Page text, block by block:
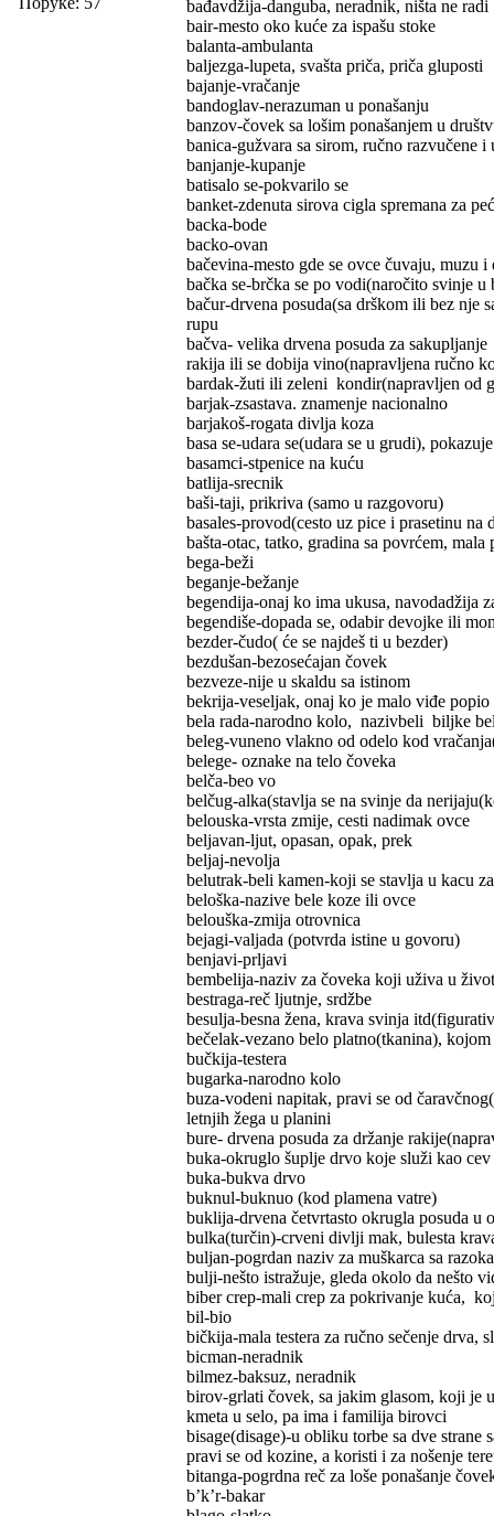
bađavdžija-danguba, neradnik, ništa ne radi
bair-mesto oko kuće za ispašu stoke
balanta-ambulanta
baljezga-lupeta, svašta priča, priča gluposti
bajanje-vračanje
bandoglav-nerazuman u ponašanju
banzov-čovek sa lošim ponašanjem u
banica-gužvara sa sirom, ručno razvučene
banjanje-kupanje
batisalo se-pokvarilo se
banket-zdenuta sirova cigla spremana za
backa-bode
backo-ovan
bačevina-mesto gde se ovce čuvaju, muzu i
bačka se-brčka se po vodi(naročito svinje u
bačur-drvena posuda(sa drškom ili bez nje
rupu
bačva- velika drvena posuda za
rakija ili se dobija vino(napravljena ručno
bardak-žuti ili zeleni kondir(napravljen od
barjak-zsastava. znamenje nacionalno
barjakoš-rogata divlja koza
basa se-udara se(udara se u grudi),
basamci-stpenice na kuću
batlija-srecnik
baši-taji, prikriva (samo u razgovoru)
basales-provod(cesto uz pice i prasetinu na
bašta-otac, tatko, gradina sa povrćem, mala
bega-beži
beganje-bežanje
begendija-onaj ko ima ukusa, navodadžija
begendiše-dopada se, odabir devojke ili
bezder-čudo( će se najdeš ti u bezder)
bezdušan-bezosećajan čovek
bezveze-nije u skaldu sa istinom
bekrija-veseljak, onaj ko je malo viđe popio
bela rada-narodno kolo, nazivbeli biljke
beleg-vuneno vlakno od odelo kod
belege- oznake na telo čoveka
belča-beo vo
belčug-alka(stavlja se na svinje da
belouska-vrsta zmije, cesti nadimak ovce
beljavan-ljut, opasan, opak, prek
beljaj-nevolja
belutrak-beli kamen-koji se stavlja u kacu
beloška-nazive bele koze ili ovce
belouška-zmija otrovnica
bejagi-valjada (potvrda istine u govoru)
benjavi-prljavi
bembelija-naziv za čoveka koji uživa u
bestraga-reč ljutnje, srdžbe
besulja-besna žena, krava svinja
bečelak-vezano belo platno(tkanina),
bučkija-testera
bugarka-narodno kolo
buza-vodeni napitak, pravi se od
letnjih žega u planini
bure- drvena posuda za držanje
buka-okruglo šuplje drvo koje služi kao
buka-bukva drvo
buknul-buknuo (kod plamena vatre)
buklija-drvena četvrtasto okrugla posuda u
bulka(turčin)-crveni divlji mak, bulesta
buljan-pogrdan naziv za muškarca sa
bulji-nešto istražuje, gleda okolo da nešto
biber crep-mali crep za pokrivanje kuća,
bil-bio
bičkija-mala testera za ručno sečenje drva,
bicman-neradnik
bilmez-baksuz, neradnik
birov-grlati čovek, sa jakim glasom, koji je
kmeta u selo, pa ima i familija birovci
bisage(disage)-u obliku torbe sa dve
pravi se od kozine, a koristi i za nošenje
bitanga-pogrdna reč za loše ponašanje
b’k’r-bakar